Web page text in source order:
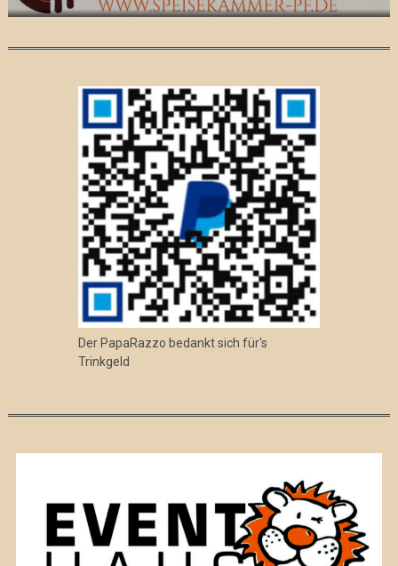
Der PapaRazzo bedankt sich für's
Trinkgeld